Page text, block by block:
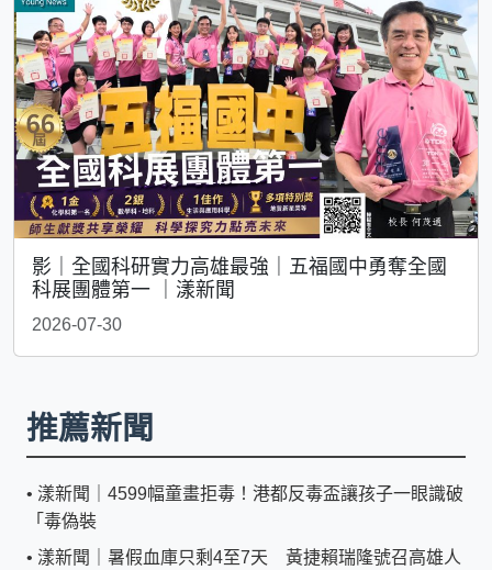
影｜全國科研實力高雄最強｜五福國中勇奪全國
科展團體第一 ｜漾新聞
2026-07-30
推薦新聞
• 漾新聞｜4599幅童畫拒毒！港都反毒盃讓孩子一眼識破
「毒偽裝
• 漾新聞｜暑假血庫只剩4至7天 黃捷賴瑞隆號召高雄人